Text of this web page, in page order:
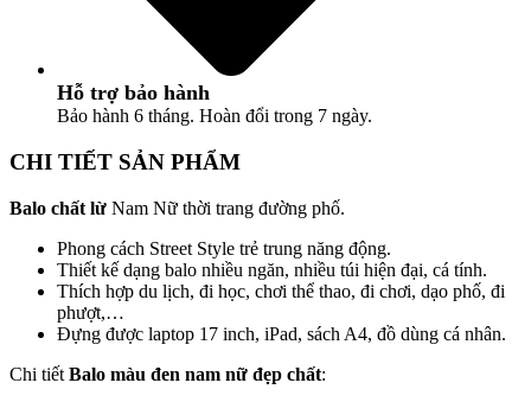
Hỗ trợ bảo hành
Bảo hành 6 tháng. Hoàn đổi trong 7 ngày.
CHI TIẾT SẢN PHẨM
Balo chất lừ Nam Nữ thời trang đường phố.
Phong cách Street Style trẻ trung năng động.
Thiết kế dạng balo nhiều ngăn, nhiều túi hiện đại, cá tính.
Thích hợp du lịch, đi học, chơi thể thao, đi chơi, dạo phố, đi
phượt,…
Đựng được laptop 17 inch, iPad, sách A4, đồ dùng cá nhân.
Chi tiết Balo màu đen nam nữ đẹp chất: